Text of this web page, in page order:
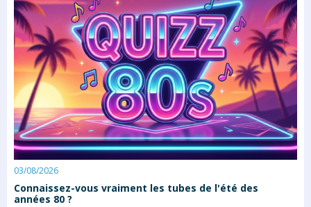
03/08/2026
Connaissez-vous vraiment les tubes de l'été des
années 80 ?